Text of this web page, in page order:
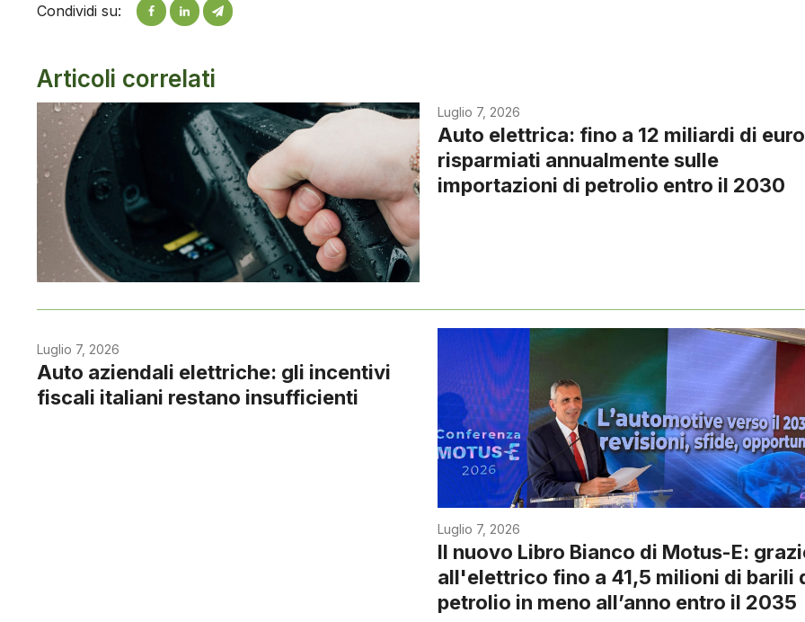
Condividi su:
Articoli correlati
Luglio 7, 2026
Auto elettrica: fino a 12 miliardi di euro
risparmiati annualmente sulle
importazioni di petrolio entro il 2030
Luglio 7, 2026
Auto aziendali elettriche: gli incentivi
fiscali italiani restano insufficienti
Luglio 7, 2026
Il nuovo Libro Bianco di Motus-E:
all'elettrico fino a 41,5 milioni di barili
petrolio in meno all’anno entro il 2035